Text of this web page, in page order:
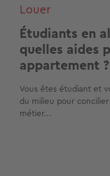
Louer
Étudiants en
quelles aides
appartement ?
Vous êtes étudiant et
du milieu pour
métier...